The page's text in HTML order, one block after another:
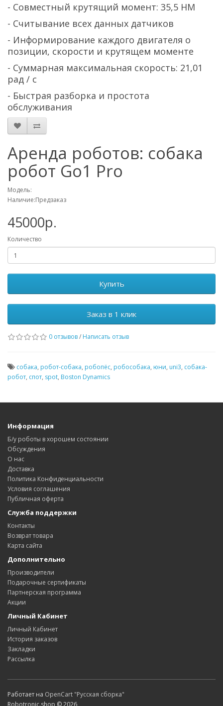
- Совместный крутящий момент: 35,5 НМ
- Считывание всех данных датчиков
- Информирование каждого двигателя о
позиции, скорости и крутящем моменте
- Суммарная максимальная скорость: 21,01
рад / с
- Быстрая разборка и простота
обслуживания
Аренда роботов: собака
робот Go1 Pro
Модель:
Наличие:Предзаказ
45000р.
Количество
Купить
Заказ в 1 клик
0 отзывов/ Написать отзыв
собака, робот-собака, робопёс, робособака, юни, uni3, собака-
робот, спот, spot, Boston Dynamics
Информация
Б/у роботы в хорошем состоянии
Обсуждения
О нас
Доставка
Политика Конфиденциальности
Условия соглашения
Публичная оферта
Служба поддержки
Контакты
Возврат товара
Карта сайта
Дополнительно
Производители
Подарочные сертификаты
Партнерская программа
Акции
Личный Кабинет
Личный Кабинет
История заказов
Закладки
Рассылка
Работает на OpenCart "Русская сборка"
Robotronic.shop © 2026